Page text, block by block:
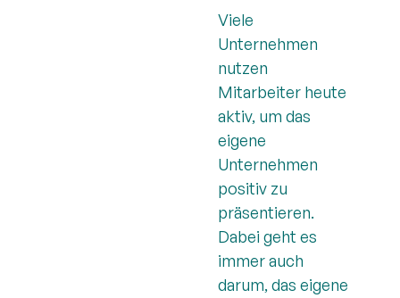
Viele
Unternehmen
nutzen
Mitarbeiter heute
aktiv, um das
eigene
Unternehmen
positiv zu
präsentieren.
Dabei geht es
immer auch
darum, das eigene